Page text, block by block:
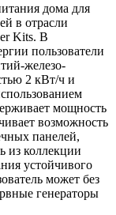
дома для
в отрасли
Kits. В
пользователи
железо-
2 кВт/ч и
мощность
возможность
панелей,
из коллекции
устойчивого
может без
генераторы